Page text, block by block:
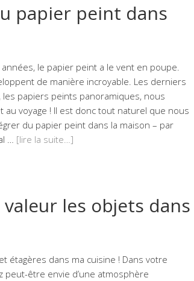
papier peint dans
le papier peint a le vent en poupe.
de manière incroyable. Les derniers
les papiers peints panoramiques, nous
au voyage ! Il est donc tout naturel que nous
du papier peint dans la maison – par
… [lire la suite…]
les objets dans
étagères dans ma cuisine ! Dans votre
peut-être envie d’une atmosphère